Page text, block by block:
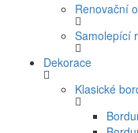
Renovační
Samolepící
Dekorace
Klasické